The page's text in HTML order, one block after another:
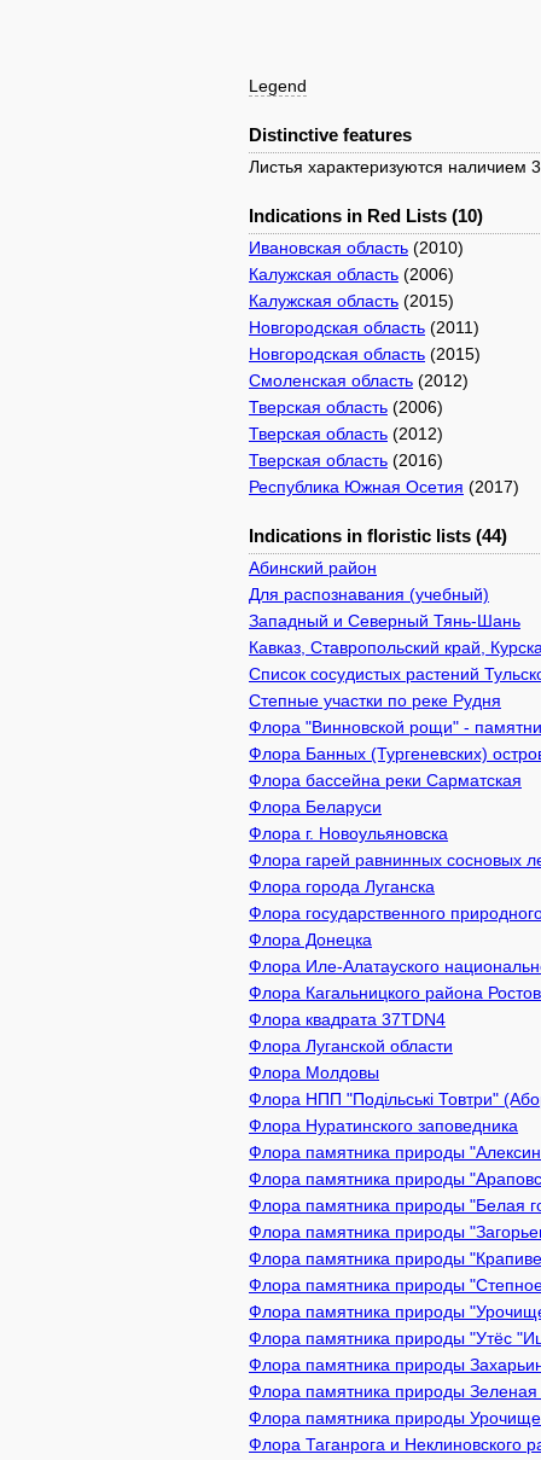
Legend
Distinctive features
Листья характеризуются наличием
Indications in Red Lists (10)
Ивановская область (2010)
Калужская область (2006)
Калужская область (2015)
Новгородская область (2011)
Новгородская область (2015)
Смоленская область (2012)
Тверская область (2006)
Тверская область (2012)
Тверская область (2016)
Республика Южная Осетия (2017)
Indications in floristic lists (44)
Абинский район
Для распознавания (учебный)
Западный и Северный Тянь-Шань
Кавказ, Ставропольский край,
Список сосудистых растений
Степные участки по реке Рудня
Флора "Винновской рощи" -
Флора Банных (Тургеневских)
Флора бассейна реки Сарматская
Флора Беларуси
Флора г. Новоульяновска
Флора гарей равнинных сосновых
Флора города Луганска
Флора государственного
Флора Донецка
Флора Иле-Алатауского
Флора Кагальницкого района
Флора квадрата 37TDN4
Флора Луганской области
Флора Молдовы
Флора НПП "Подільські Товтри"
Флора Нуратинского заповедника
Флора памятника природы
Флора памятника природы
Флора памятника природы "Белая
Флора памятника природы
Флора памятника природы
Флора памятника природы
Флора памятника природы
Флора памятника природы "Утёс
Флора памятника природы
Флора памятника природы Зеленая
Флора памятника природы
Флора Таганрога и Неклиновского